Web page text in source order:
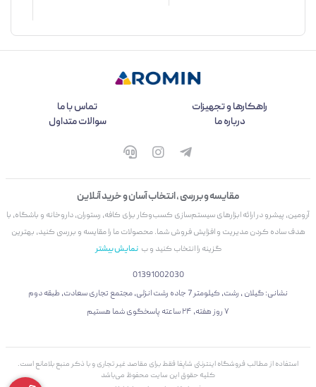
راهکارها و تجهیزات
تماس با ما
درباره ما
سوالات متداول
مقایسه و بررسی ، انتخاب آسان و خرید آنلاین
آرومین، پیشرو در ارائه ابزارهای سیستم‌سازی کسب‌وکار برای کافه، رستوران، داروخانه و باشگاه، با
هدف ساده کردن مدیریت و افزایش فروش شما. محصولات ما را مقایسه و بررسی کنید، بهترین
گزینه را انتخاب کنید و ب نمایش بیشتر
01391002030
نشانی: گیلان ، رشت، کیلومتر 7 جاده رشت انزلی، مجتمع تجاری سعادت، طبقه دوم
۷ روز هفته، ۲۴ ساعته پاسخگوی شما هستیم
استفاده از مطالب فروشگاه اینترنتی شاپفا فقط برای مقاصد غیر تجاری و با ذکر منبع بلامانع است.
کليه حقوق اين سايت محفوظ می‌باشد